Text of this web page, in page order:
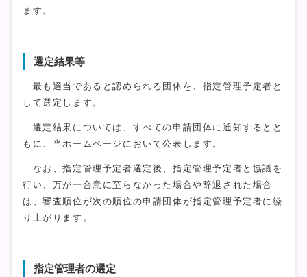
ます。
選定結果等
最も適当であると認められる団体を、指定管理予定者と
して選定します。
選定結果については、すべての申請団体に通知するとと
もに、当ホームページにおいて公表します。
なお、指定管理予定者選定後、指定管理予定者と協議を
行い、万が一合意に至らなかった場合や辞退された場合
は、審査順位が次の順位の申請団体が指定管理予定者に繰
り上がります。
指定管理者の選定